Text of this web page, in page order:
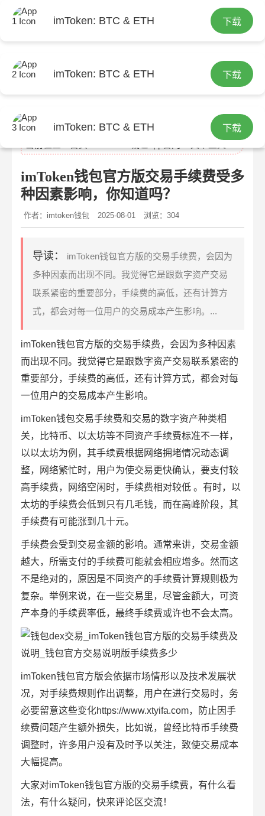
imToken: BTC & ETH 下载
imToken: BTC & ETH 下载
imToken: BTC & ETH 下载
imToken钱包官方版交易手续费受多
种因素影响，你知道吗？
作者：imtoken钱包 2025-08-01 浏览：304
导读：
imToken钱包官方版的交易手续费，会因为
多种因素而出现不同。我觉得它是跟数字资产交易
联系紧密的重要部分，手续费的高低，还有计算方
式，都会对每一位用户的交易成本产生影响。...
imToken钱包官方版的交易手续费，会因为多种因素
而出现不同。我觉得它是跟数字资产交易联系紧密的
重要部分，手续费的高低，还有计算方式，都会对每
一位用户的交易成本产生影响。
imToken钱包交易手续费和交易的数字资产种类相
关，比特币、以太坊等不同资产手续费标准不一样，
以以太坊为例，其手续费根据网络拥堵情况动态调
整，网络繁忙时，用户为使交易更快确认，要支付较
高手续费，网络空闲时，手续费相对较低 。有时，以
太坊的手续费会低到只有几毛钱，而在高峰阶段，其
手续费有可能涨到几十元。
手续费会受到交易金额的影响。通常来讲，交易金额
越大，所需支付的手续费可能就会相应增多。然而这
不是绝对的，原因是不同资产的手续费计算规则极为
复杂。举例来说，在一些交易里，尽管金额大，可资
产本身的手续费率低，最终手续费或许也不会太高。
imToken钱包官方版会依据市场情形以及技术发展状
况，对手续费规则作出调整，用户在进行交易时，务
必要留意这些变化https://www.xtyifa.com，防止因手
续费问题产生额外损失，比如说，曾经比特币手续费
调整时，许多用户没有及时予以关注，致使交易成本
大幅提高。
大家对imToken钱包官方版的交易手续费，有什么看
法，有什么疑问，快来评论区交流！